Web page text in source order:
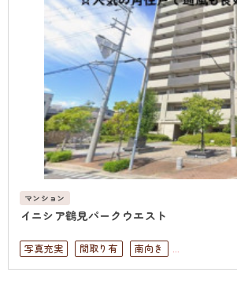
マンション
イニシア鶴見パークウエスト
写真充実 間取り有
南向き
リフォーム済
駅徒歩10分以内
ペット可